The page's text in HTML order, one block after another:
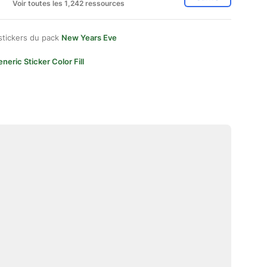
Voir toutes les 1,242 ressources
du pack New Years Eve
Sticker Color Fill